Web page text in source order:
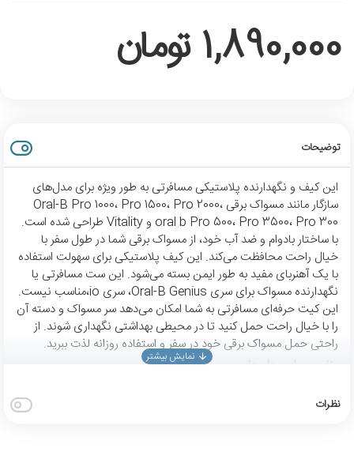
1,890,000 تومان
توضیحات
این کیف و نگهدارنده پلاستیکی مسافرتی به طور ویژه برای مدل‌های
سازگار مانند مسواک برقی Oral-B Pro 1000، Pro 1500، Pro 2000،
oral b Pro 500، Pro 3500، Pro 300 و Vitality طراحی شده است.
با ساختار بادوام و ضد آب خود، از مسواک برقی شما در طول سفر با
خیال راحت محافظت می‌کند. این کیف پلاستیکی برای سهولت استفاده
با یک آهنربای مفید به طور ایمن بسته می‌شود. این ست مسافرتی یا
نگهدارنده مسواک برای سری Oral-B Genius، سری io،مناسب نیست.
این کیت حرفه‌ای مسافرتی به شما امکان می‌دهد سر مسواک و دسته آن
را با خیال راحت حمل کنید تا در محیطی بهداشتی نگهداری شوند. از
راحتی حمل مسواک برقی خود در سفر و استفاده روزانه لذت ببرید.
مناسب برای مدل های:
نظرات